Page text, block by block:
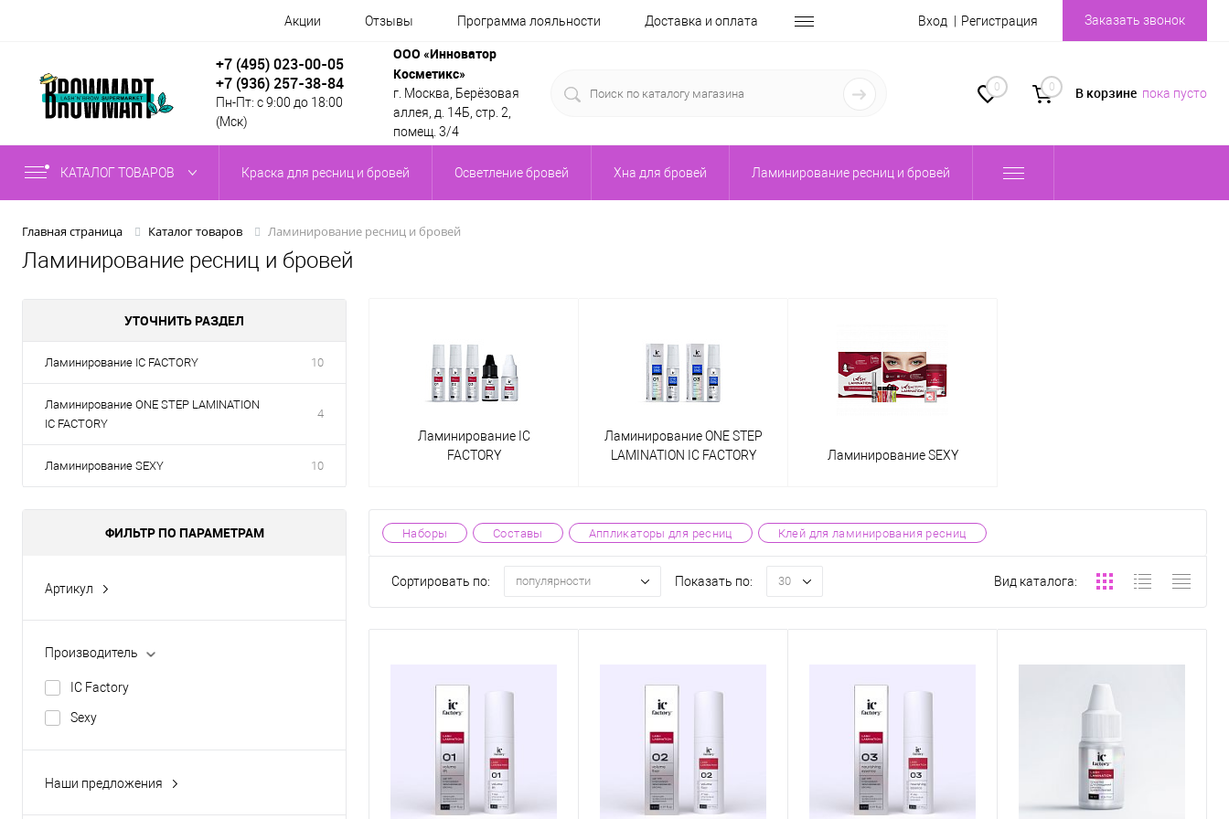
Акции Отзывы Программа лояльности Доставка и оплата Вход Регистрация Заказать звонок
+7 (495) 023-00-05
+7 (936) 257-38-84
Пн-Пт: с 9:00 до 18:00
(Мск)
ООО «Инноватор
Косметикс»
г. Москва, Берёзовая
аллея, д. 14Б, стр. 2,
помещ. 3/4
0 0 В корзине пока пусто
КАТАЛОГ ТОВАРОВ Краска для ресниц и бровей Осветление бровей Хна для бровей Ламинирование ресниц и бровей
Главная страница Каталог товаров Ламинирование ресниц и бровей
Ламинирование ресниц и бровей
УТОЧНИТЬ РАЗДЕЛ
Ламинирование IC FACTORY 10
Ламинирование ONE STEP LAMINATION
IC FACTORY
4
Ламинирование SEXY 10
ФИЛЬТР ПО ПАРАМЕТРАМ
Артикул
ICL00003
ICL00004
Производитель
IC Factory
Sexy
Наши предложения
Ламинирование IC
FACTORY
Ламинирование ONE STEP
LAMINATION IC FACTORY
Ламинирование SEXY
Наборы Составы Аппликаторы для ресниц Клей для ламинирования ресниц
Сортировать по: популярности Показать по: 30 Вид каталога: